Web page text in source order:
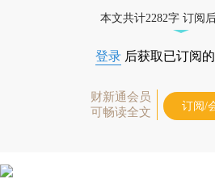
本文共计2282字 订阅
登录 后获取已订阅
财新通会员
可畅读全文
订阅/